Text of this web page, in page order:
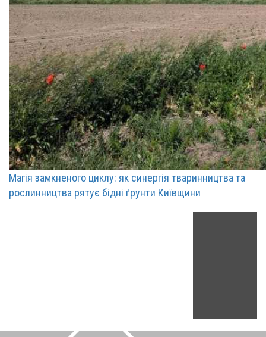
Магія замкненого циклу: як синергія тваринництва та
рослинництва рятує бідні ґрунти Київщини